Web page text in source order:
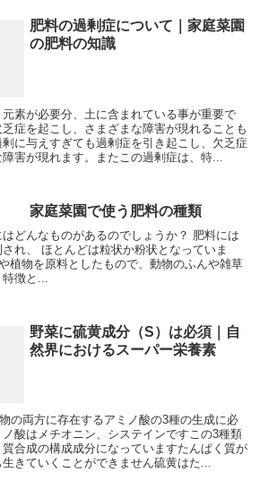
肥料の過剰症について｜家庭菜園
の肥料の知識
素が必要分、土に含まれている事が重要で
症を起こし、さまざまな障害が現れることも
に与えすぎても過剰症を引き起こし、欠乏症
害が現れます。またこの過剰症は、特...
家庭菜園で使う肥料の種類
どんなものがあるのでしょうか？ 肥料には
れ、 ほとんどは粒状か粉状となっていま
植物を原料としたもので、動物のふんや雑草
徴と...
野菜に硫黄成分（S）は必須｜自
然界におけるスーパー栄養素
の両方に存在するアミノ酸の3種の生成に必
酸はメチオニン、システインですこの3種類
合成の構成成分になっていますたんぱく質が
きていくことができません硫黄はた...